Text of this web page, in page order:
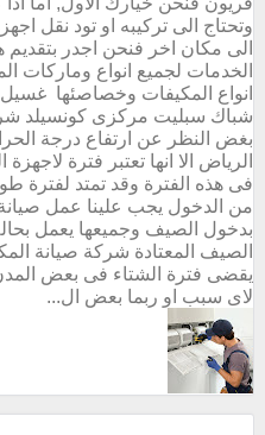
وتحتاج الى تركيبه او تود نقل
الى مكان اخر فنحن اجدر
الخدمات لجميع انواع
انواع المكيفات وخصاصئها
شباك سبليت مركزى كونسيلد
بغض النظر عن ارتفاع درجة
الرياض الا انها تعتبر فترة
فى هذه الفترة وقد تمتد لفترة
من الدخول يجب علينا عمل صيانة
بدخول الصيف وجميعها يعمل
الصيف المعتادة شركة صيانة
يقضى فترة الشتاء فى بعض المدن
لاى سبب او ربما بعض ال...